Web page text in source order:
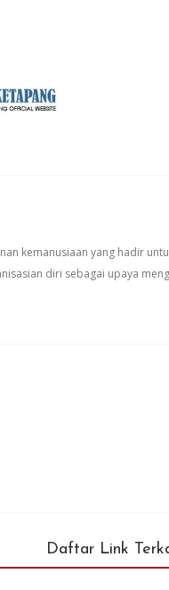
kemanusiaan yang hadir
diri sebagai upaya
Daftar Link